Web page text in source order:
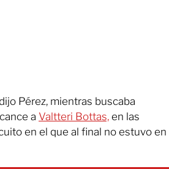
Pérez, mientras buscaba
a Valtteri Bottas, en las
en el que al final no estuvo en